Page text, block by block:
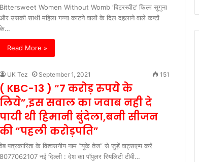
Bittersweet Women Without Womb ‘बिटरस्वीट’ फिल्म सुगुना
और उसकी साथी महिला गन्ना काटने वालों के दिल दहलाने वाले कष्टों
के…
Read More »
UK Tez September 1, 2021 151
( KBC-13 ) “7 करोड़ रुपये के
लिये”,इस सवाल का जवाब नही दे
पायी थी हिमानी बुंदेला,बनी सीजन
की “पहली करोड़पति”
वेब पत्रकारिता के विश्वसनीय नाम “यूके तेज” से जुड़ें वाट्सएप्प करें
8077062107 नई दिल्ली : देश का पॉपुलर रियलिटी टीवी…